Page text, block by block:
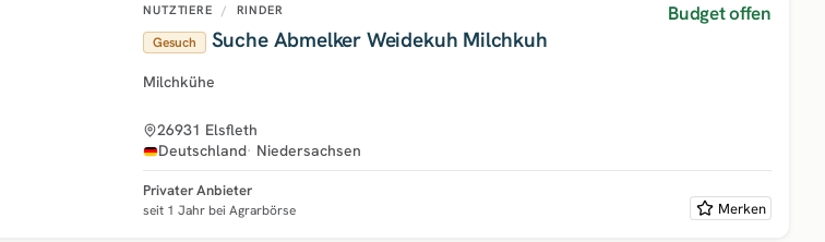
NUTZTIERE / RINDER
Gesuch Suche Abmelker Weidekuh Milchkuh
Budget offen
Milchkühe
26931 Elsfleth
Deutschland Niedersachsen
Privater Anbieter
seit 1 Jahr bei Agrarbörse Merken